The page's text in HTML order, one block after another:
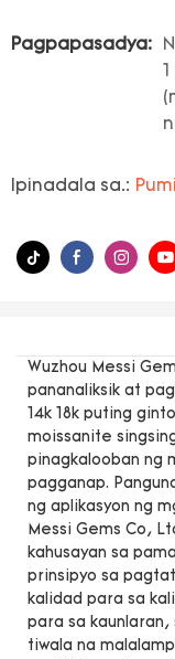
Pagpapasadya:
Ipinadala sa.:
Wuzhou Messi
pananaliksik at
14k 18k puting
moissanite
pinagkalooban ng
pagganap.
ng aplikasyon ng
Messi Gems Co,
kahusayan sa
prinsipyo sa
kalidad para sa
para sa
tiwala na